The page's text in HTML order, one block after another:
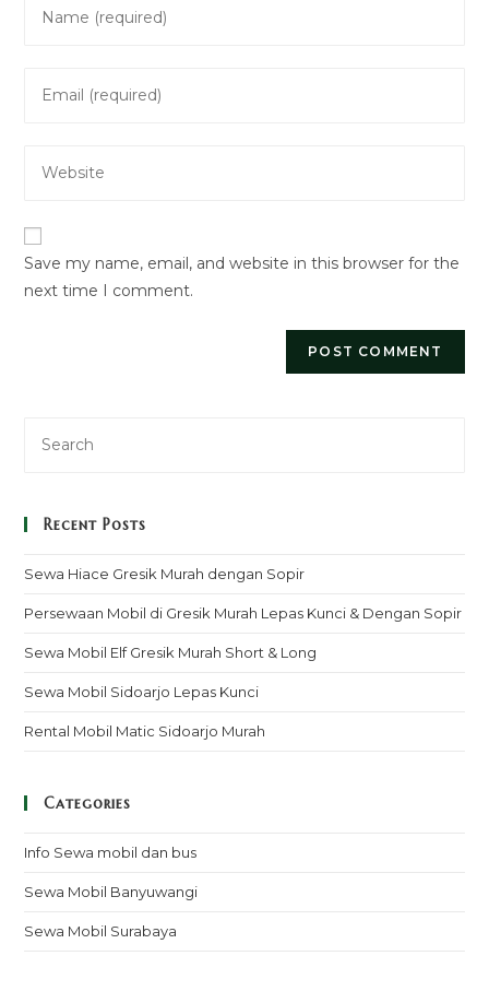
your
comment
your
address
your
URL
(optional)
Save my name, email, and website in this browser for the
next time I comment.
Recent Posts
Sewa Hiace Gresik Murah dengan Sopir
Persewaan Mobil di Gresik Murah Lepas Kunci & Dengan Sopir
Sewa Mobil Elf Gresik Murah Short & Long
Sewa Mobil Sidoarjo Lepas Kunci
Rental Mobil Matic Sidoarjo Murah
Categories
Info Sewa mobil dan bus
Sewa Mobil Banyuwangi
Sewa Mobil Surabaya